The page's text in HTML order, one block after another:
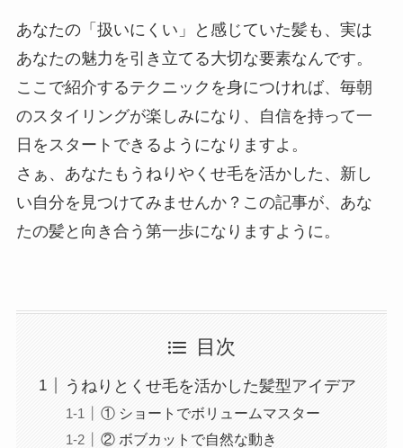
あなたの「扱いにくい」と感じていた髪も、実は
あなたの魅力を引き立てる大切な要素なんです。
ここで紹介するテクニックを身につければ、毎朝
のスタイリングが楽しみになり、自信を持って一
日をスタートできるようになりますよ。
さぁ、あなたもうねりやくせ毛を活かした、新し
い自分を見つけてみませんか？この記事が、あな
たの髪と向き合う第一歩になりますように。
目次
うねりとくせ毛を活かした髪型アイデア
① ショートでボリュームマスター
② ボブカットで自然な動き